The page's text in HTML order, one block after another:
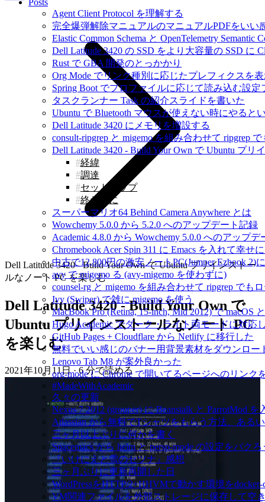
Posts
Agent Client Protocol を理解する
完全爆弾解除マニュアルのマニュアルPDFをい
Elastic Common Schema と OpenTelemetry
Dell Latitude 3420 の SSD をより大容量の SSD に
Rust で GBA 開発のとっかかり
Org Mode でリンク種別に応じたプレフィクスを
Spring Boot でプロファイルに応じて読み込む設
タスクランナー Task の紹介スライドを書いた
Ubuntu で Bluetooth マウスが使えない時にやると
Dell Latitude 3420 にメモリを増設する
consult-ripgrep と migemo を組み合わせて ripgrep
Dell Latitude 3420 - Build Your Own で Ubuntu プ
経緯
調達
セットアップ
終わりに
スーパーマリオ64 Behind Camera Anywhere とは
Wowchemy 5.0.0 から 5.2.0 へのアップデート記録
Academic 4.8.0 から Wowchemy 5.0.0 へのアップデ
Chromebook Acer Spin 311 に Emacs を入れて幸せ
中古で12,800円の激安ノートPC(Jumper Ezbook 2)
avy で migemo る (avy-migemo を使わずに)
counsel-rg と migemo を組み合わせて ripgrep でも
Ivy (Swiper) で雑に migemo を使う
MacBook Pro (Retina, 15-inch, Mid 2012) で macOS
Hugo Academic でダーク・ライト両モードに対応
GitHub Pages + Cloudflare から Netlify に移行した
無料でいい感じのバナー用背景素材をダウンロー
Lenovo Tab M8 が案外良かった
org-mode に Chrome で開いてるページへのリンク
#MadeWithAcademic
久々の更新
Nexus 7 2012 (grouper) に Beanstalk と ParrotMod
Atlassian から無料でTシャツをもらう方法、ある
三ヶ月以上ぶりに何かを書く
Spacemacs から helm と persp-mode の設定をパク
『いけにえと雪のセツナ』感想
三ヶ月ぶりに更新再開した日
WordPressをHTTP/2+HHVMで動かす環境を
VM関連ファイルを外部ストレージに保存して空
Dell Latitude 3420 - Build Your Own で Ubuntu プリインストー
ルなノート PC を楽しむ
Dell Latitude 3420 - Build Your Own で
Ubuntu プリインストールなノート PC
を楽しむ
2021年10月11日 · 6 分で読める